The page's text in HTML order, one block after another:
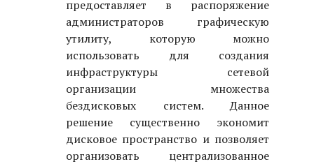
предоставляет в распоряжение
администраторов графическую
утилиту, которую можно
использовать для создания
инфраструктуры сетевой
организации множества
бездисковых систем. Данное
решение существенно экономит
дисковое пространство и позволяет
организовать централизованное